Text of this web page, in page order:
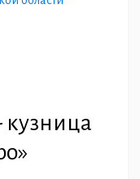
кузница